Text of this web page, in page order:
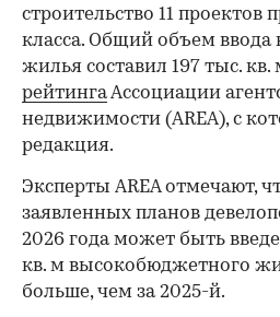
строительство 11
класса. Общий объем
жилья составил 197 тыс. кв.
рейтингаАссоциации
недвижимости (AREA), с
редакция.
Эксперты AREA отмечают,
заявленных планов
2026 года может быть
кв. м высокобюджетного
больше, чем за 2025-й.